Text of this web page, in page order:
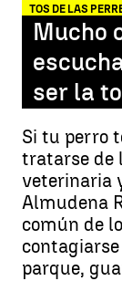
TOS DE LAS
Mucho
ser la
Si tu perro
tratarse de
veterinaria
Almudena
común de
parque,